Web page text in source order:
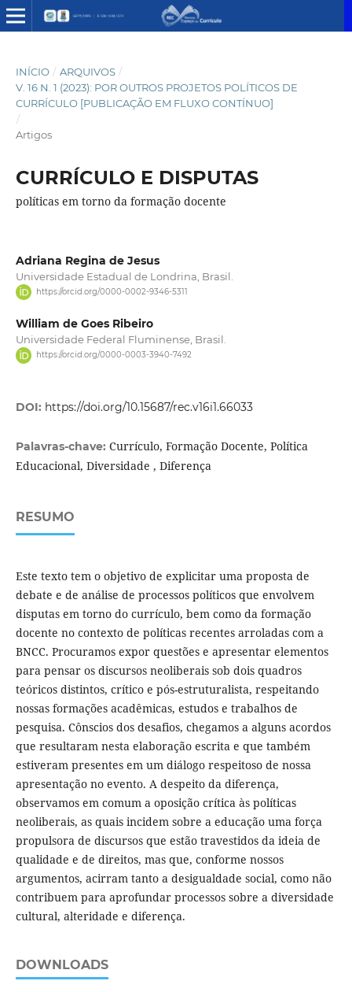
INÍCIO / ARQUIVOS /
V. 16 N. 1 (2023): POR OUTROS PROJETOS POLÍTICOS DE
CURRÍCULO [PUBLICAÇÃO EM FLUXO CONTÍNUO]
/
Artigos
CURRÍCULO E DISPUTAS
políticas em torno da formação docente
Adriana Regina de Jesus
Universidade Estadual de Londrina, Brasil.
https://orcid.org/0000-0002-9346-5311
William de Goes Ribeiro
Universidade Federal Fluminense, Brasil.
https://orcid.org/0000-0003-3940-7492
DOI: https://doi.org/10.15687/rec.v16i1.66033
Palavras-chave: Currículo, Formação Docente, Política
Educacional, Diversidade , Diferença
RESUMO
Este texto tem o objetivo de explicitar uma proposta de
debate e de análise de processos políticos que envolvem
disputas em torno do currículo, bem como da formação
docente no contexto de políticas recentes arroladas com a
BNCC. Procuramos expor questões e apresentar elementos
para pensar os discursos neoliberais sob dois quadros
teóricos distintos, crítico e pós-estruturalista, respeitando
nossas formações acadêmicas, estudos e trabalhos de
pesquisa. Cônscios dos desafios, chegamos a alguns acordos
que resultaram nesta elaboração escrita e que também
estiveram presentes em um diálogo respeitoso de nossa
apresentação no evento. A despeito da diferença,
observamos em comum a oposição crítica às políticas
neoliberais, as quais incidem sobre a educação uma força
propulsora de discursos que estão travestidos da ideia de
qualidade e de direitos, mas que, conforme nossos
argumentos, acirram tanto a desigualdade social, como não
contribuem para aprofundar processos sobre a diversidade
cultural, alteridade e diferença.
DOWNLOADS